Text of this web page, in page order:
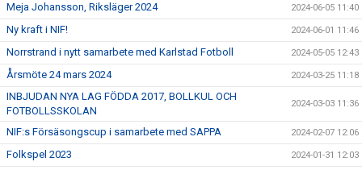
Meja Johansson, Riksläger 2024 2024-06-05 11:40
Ny kraft i NIF! 2024-06-01 11:46
Norrstrand i nytt samarbete med Karlstad Fotboll 2024-05-05 12:43
Årsmöte 24 mars 2024 2024-03-25 11:18
INBJUDAN NYA LAG FÖDDA 2017, BOLLKUL OCH
FOTBOLLSSKOLAN
2024-03-03 11:36
NIF:s Försäsongscup i samarbete med SAPPA 2024-02-07 12:06
Folkspel 2023 2024-01-31 12:03